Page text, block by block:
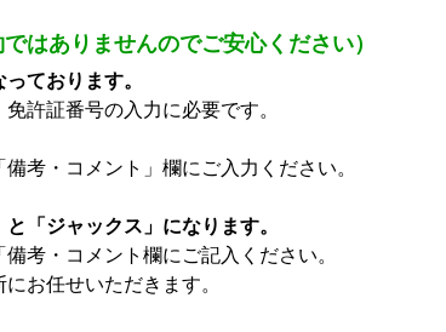
ではありませんのでご安心ください）
ております。
許証番号の入力に必要です。
考・コメント」欄にご入力ください。
「ジャックス」になります。
考・コメント欄にご記入ください。
お任せいただきます。